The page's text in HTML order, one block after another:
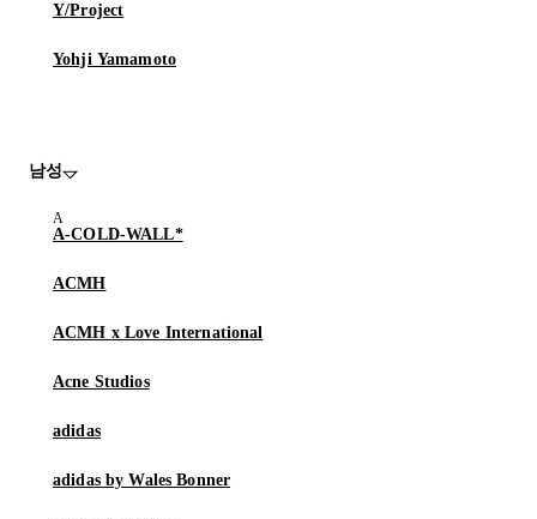
Y/Project
Yohji Yamamoto
남성
A-COLD-WALL*
ACMH
ACMH x Love International
Acne Studios
adidas
adidas by Wales Bonner